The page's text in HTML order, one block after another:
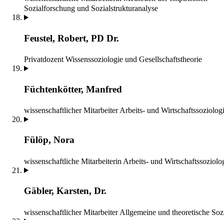
Sozialforschung und Sozialstrukturanalyse
Feustel, Robert, PD Dr.
Privatdozent Wissenssoziologie und Gesellschaftstheorie
Füchtenkötter, Manfred
wissenschaftlicher Mitarbeiter Arbeits- und
Fülöp, Nora
wissenschaftliche Mitarbeiterin Arbeits- und
Gäbler, Karsten, Dr.
wissenschaftlicher Mitarbeiter Allgemeine und theoretische